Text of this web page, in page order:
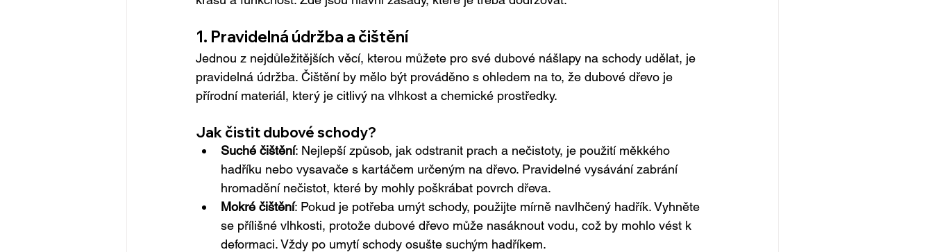
1. Pravidelná údržba a čištění
Jednou z nejdůležitějších věcí, kterou můžete pro své dubové nášlapy na schody udělat, je
pravidelná údržba. Čištění by mělo být prováděno s ohledem na to, že dubové dřevo je
přírodní materiál, který je citlivý na vlhkost a chemické prostředky.
Jak čistit dubové schody?
Suché čištění: Nejlepší způsob, jak odstranit prach a nečistoty, je použití měkkého
hadříku nebo vysavače s kartáčem určeným na dřevo. Pravidelné vysávání zabrání
hromadění nečistot, které by mohly poškrábat povrch dřeva.
Mokré čištění: Pokud je potřeba umýt schody, použijte mírně navlhčený hadřík. Vyhněte
se přílišné vlhkosti, protože dubové dřevo může nasáknout vodu, což by mohlo vést k
deformaci. Vždy po umytí schody osušte suchým hadříkem.